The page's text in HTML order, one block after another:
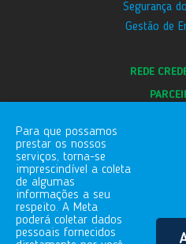
Para que possamos
prestar os nossos
serviços, torna-se
imprescindível a coleta
de algumas
informações a seu
respeito. A Meta
poderá coletar dados
pessoais fornecidos
Segurança
Gestão de
REDE
FALE COM